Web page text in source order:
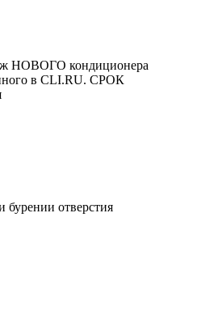
НОВОГО кондиционера
в CLI.RU. СРОК
бурении отверстия